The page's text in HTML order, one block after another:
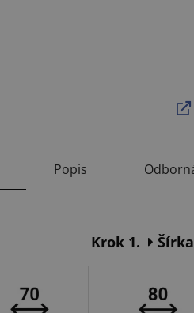
Popis
Krok 1.